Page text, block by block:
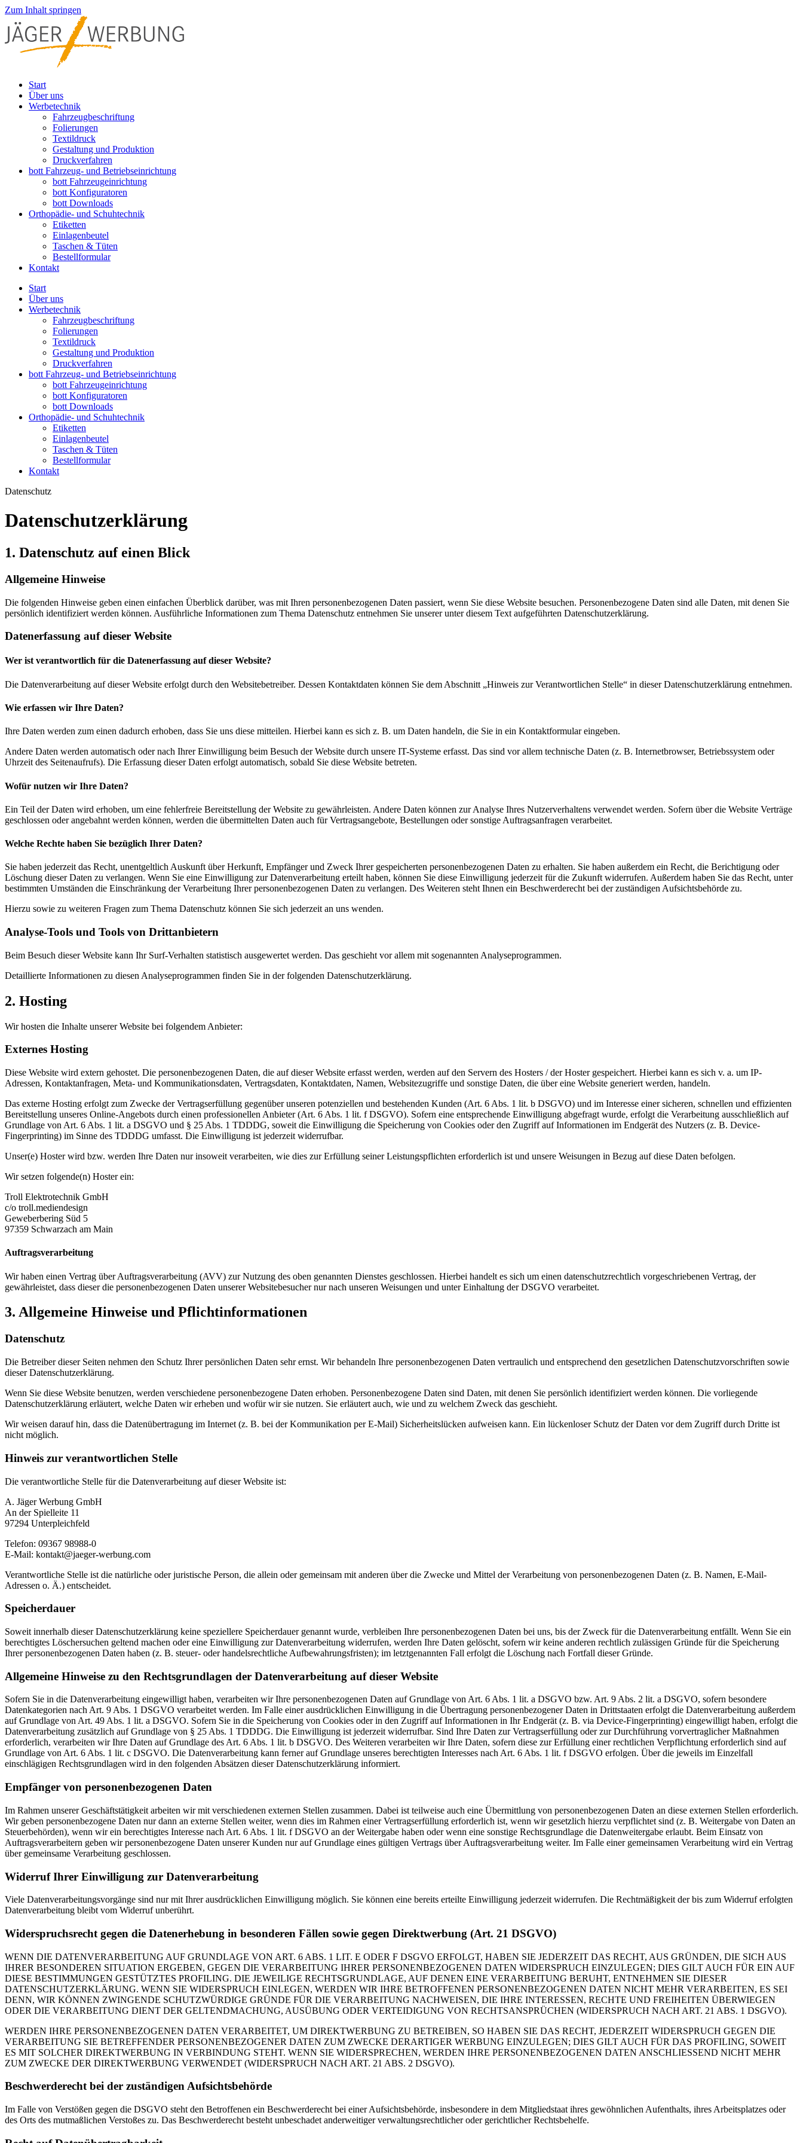
Zum Inhalt springen
Start
Über uns
Werbetechnik
Fahrzeugbeschriftung
Folierungen
Textildruck
Gestaltung und Produktion
Druckverfahren
bott Fahrzeug- und Betriebseinrichtung
bott Fahrzeugeinrichtung
bott Konfiguratoren
bott Downloads
Orthopädie- und Schuhtechnik
Etiketten
Einlagenbeutel
Taschen & Tüten
Bestellformular
Kontakt
Start
Über uns
Werbetechnik
Fahrzeugbeschriftung
Folierungen
Textildruck
Gestaltung und Produktion
Druckverfahren
bott Fahrzeug- und Betriebseinrichtung
bott Fahrzeugeinrichtung
bott Konfiguratoren
bott Downloads
Orthopädie- und Schuhtechnik
Etiketten
Einlagenbeutel
Taschen & Tüten
Bestellformular
Kontakt
Datenschutz
Datenschutzerklärung
1. Datenschutz auf einen Blick
Allgemeine Hinweise
Die folgenden Hinweise geben einen einfachen Überblick darüber, was mit Ihren personenbezogenen Daten passiert, wenn Sie diese Website besuchen. Personenbezogene Daten sind alle Daten, mit denen Sie
persönlich identifiziert werden können. Ausführliche Informationen zum Thema Datenschutz entnehmen Sie unserer unter diesem Text aufgeführten Datenschutzerklärung.
Datenerfassung auf dieser Website
Wer ist verantwortlich für die Datenerfassung auf dieser Website?
Die Datenverarbeitung auf dieser Website erfolgt durch den Websitebetreiber. Dessen Kontaktdaten können Sie dem Abschnitt „Hinweis zur Verantwortlichen Stelle“ in dieser Datenschutzerklärung entnehmen.
Wie erfassen wir Ihre Daten?
Ihre Daten werden zum einen dadurch erhoben, dass Sie uns diese mitteilen. Hierbei kann es sich z. B. um Daten handeln, die Sie in ein Kontaktformular eingeben.
Andere Daten werden automatisch oder nach Ihrer Einwilligung beim Besuch der Website durch unsere IT-Systeme erfasst. Das sind vor allem technische Daten (z. B. Internetbrowser, Betriebssystem oder
Uhrzeit des Seitenaufrufs). Die Erfassung dieser Daten erfolgt automatisch, sobald Sie diese Website betreten.
Wofür nutzen wir Ihre Daten?
Ein Teil der Daten wird erhoben, um eine fehlerfreie Bereitstellung der Website zu gewährleisten. Andere Daten können zur Analyse Ihres Nutzerverhaltens verwendet werden. Sofern über die Website Verträge
geschlossen oder angebahnt werden können, werden die übermittelten Daten auch für Vertragsangebote, Bestellungen oder sonstige Auftragsanfragen verarbeitet.
Welche Rechte haben Sie bezüglich Ihrer Daten?
Sie haben jederzeit das Recht, unentgeltlich Auskunft über Herkunft, Empfänger und Zweck Ihrer gespeicherten personenbezogenen Daten zu erhalten. Sie haben außerdem ein Recht, die Berichtigung oder
Löschung dieser Daten zu verlangen. Wenn Sie eine Einwilligung zur Datenverarbeitung erteilt haben, können Sie diese Einwilligung jederzeit für die Zukunft widerrufen. Außerdem haben Sie das Recht, unter
bestimmten Umständen die Einschränkung der Verarbeitung Ihrer personenbezogenen Daten zu verlangen. Des Weiteren steht Ihnen ein Beschwerderecht bei der zuständigen Aufsichtsbehörde zu.
Hierzu sowie zu weiteren Fragen zum Thema Datenschutz können Sie sich jederzeit an uns wenden.
Analyse-Tools und Tools von Dritt­anbietern
Beim Besuch dieser Website kann Ihr Surf-Verhalten statistisch ausgewertet werden. Das geschieht vor allem mit sogenannten Analyseprogrammen.
Detaillierte Informationen zu diesen Analyseprogrammen finden Sie in der folgenden Datenschutzerklärung.
2. Hosting
Wir hosten die Inhalte unserer Website bei folgendem Anbieter:
Externes Hosting
Diese Website wird extern gehostet. Die personenbezogenen Daten, die auf dieser Website erfasst werden, werden auf den Servern des Hosters / der Hoster gespeichert. Hierbei kann es sich v. a. um IP-
Adressen, Kontaktanfragen, Meta- und Kommunikationsdaten, Vertragsdaten, Kontaktdaten, Namen, Websitezugriffe und sonstige Daten, die über eine Website generiert werden, handeln.
Das externe Hosting erfolgt zum Zwecke der Vertragserfüllung gegenüber unseren potenziellen und bestehenden Kunden (Art. 6 Abs. 1 lit. b DSGVO) und im Interesse einer sicheren, schnellen und effizienten
Bereitstellung unseres Online-Angebots durch einen professionellen Anbieter (Art. 6 Abs. 1 lit. f DSGVO). Sofern eine entsprechende Einwilligung abgefragt wurde, erfolgt die Verarbeitung ausschließlich auf
Grundlage von Art. 6 Abs. 1 lit. a DSGVO und § 25 Abs. 1 TDDDG, soweit die Einwilligung die Speicherung von Cookies oder den Zugriff auf Informationen im Endgerät des Nutzers (z. B. Device-
Fingerprinting) im Sinne des TDDDG umfasst. Die Einwilligung ist jederzeit widerrufbar.
Unser(e) Hoster wird bzw. werden Ihre Daten nur insoweit verarbeiten, wie dies zur Erfüllung seiner Leistungspflichten erforderlich ist und unsere Weisungen in Bezug auf diese Daten befolgen.
Wir setzen folgende(n) Hoster ein:
Troll Elektrotechnik GmbH
c/o troll.mediendesign
Geweberbering Süd 5
97359 Schwarzach am Main
Auftragsverarbeitung
Wir haben einen Vertrag über Auftragsverarbeitung (AVV) zur Nutzung des oben genannten Dienstes geschlossen. Hierbei handelt es sich um einen datenschutzrechtlich vorgeschriebenen Vertrag, der
gewährleistet, dass dieser die personenbezogenen Daten unserer Websitebesucher nur nach unseren Weisungen und unter Einhaltung der DSGVO verarbeitet.
3. Allgemeine Hinweise und Pflicht­informationen
Datenschutz
Die Betreiber dieser Seiten nehmen den Schutz Ihrer persönlichen Daten sehr ernst. Wir behandeln Ihre personenbezogenen Daten vertraulich und entsprechend den gesetzlichen Datenschutzvorschriften sowie
dieser Datenschutzerklärung.
Wenn Sie diese Website benutzen, werden verschiedene personenbezogene Daten erhoben. Personenbezogene Daten sind Daten, mit denen Sie persönlich identifiziert werden können. Die vorliegende
Datenschutzerklärung erläutert, welche Daten wir erheben und wofür wir sie nutzen. Sie erläutert auch, wie und zu welchem Zweck das geschieht.
Wir weisen darauf hin, dass die Datenübertragung im Internet (z. B. bei der Kommunikation per E-Mail) Sicherheitslücken aufweisen kann. Ein lückenloser Schutz der Daten vor dem Zugriff durch Dritte ist
nicht möglich.
Hinweis zur verantwortlichen Stelle
Die verantwortliche Stelle für die Datenverarbeitung auf dieser Website ist:
A. Jäger Werbung GmbH
An der Spielleite 11
97294 Unterpleichfeld
Telefon: 09367 98988-0
E-Mail: kontakt@jaeger-werbung.com
Verantwortliche Stelle ist die natürliche oder juristische Person, die allein oder gemeinsam mit anderen über die Zwecke und Mittel der Verarbeitung von personenbezogenen Daten (z. B. Namen, E-Mail-
Adressen o. Ä.) entscheidet.
Speicherdauer
Soweit innerhalb dieser Datenschutzerklärung keine speziellere Speicherdauer genannt wurde, verbleiben Ihre personenbezogenen Daten bei uns, bis der Zweck für die Datenverarbeitung entfällt. Wenn Sie ein
berechtigtes Löschersuchen geltend machen oder eine Einwilligung zur Datenverarbeitung widerrufen, werden Ihre Daten gelöscht, sofern wir keine anderen rechtlich zulässigen Gründe für die Speicherung
Ihrer personenbezogenen Daten haben (z. B. steuer- oder handelsrechtliche Aufbewahrungsfristen); im letztgenannten Fall erfolgt die Löschung nach Fortfall dieser Gründe.
Allgemeine Hinweise zu den Rechtsgrundlagen der Datenverarbeitung auf dieser Website
Sofern Sie in die Datenverarbeitung eingewilligt haben, verarbeiten wir Ihre personenbezogenen Daten auf Grundlage von Art. 6 Abs. 1 lit. a DSGVO bzw. Art. 9 Abs. 2 lit. a DSGVO, sofern besondere
Datenkategorien nach Art. 9 Abs. 1 DSGVO verarbeitet werden. Im Falle einer ausdrücklichen Einwilligung in die Übertragung personenbezogener Daten in Drittstaaten erfolgt die Datenverarbeitung außerdem
auf Grundlage von Art. 49 Abs. 1 lit. a DSGVO. Sofern Sie in die Speicherung von Cookies oder in den Zugriff auf Informationen in Ihr Endgerät (z. B. via Device-Fingerprinting) eingewilligt haben, erfolgt die
Datenverarbeitung zusätzlich auf Grundlage von § 25 Abs. 1 TDDDG. Die Einwilligung ist jederzeit widerrufbar. Sind Ihre Daten zur Vertragserfüllung oder zur Durchführung vorvertraglicher Maßnahmen
erforderlich, verarbeiten wir Ihre Daten auf Grundlage des Art. 6 Abs. 1 lit. b DSGVO. Des Weiteren verarbeiten wir Ihre Daten, sofern diese zur Erfüllung einer rechtlichen Verpflichtung erforderlich sind auf
Grundlage von Art. 6 Abs. 1 lit. c DSGVO. Die Datenverarbeitung kann ferner auf Grundlage unseres berechtigten Interesses nach Art. 6 Abs. 1 lit. f DSGVO erfolgen. Über die jeweils im Einzelfall
einschlägigen Rechtsgrundlagen wird in den folgenden Absätzen dieser Datenschutzerklärung informiert.
Empfänger von personenbezogenen Daten
Im Rahmen unserer Geschäftstätigkeit arbeiten wir mit verschiedenen externen Stellen zusammen. Dabei ist teilweise auch eine Übermittlung von personenbezogenen Daten an diese externen Stellen erforderlich.
Wir geben personenbezogene Daten nur dann an externe Stellen weiter, wenn dies im Rahmen einer Vertragserfüllung erforderlich ist, wenn wir gesetzlich hierzu verpflichtet sind (z. B. Weitergabe von Daten an
Steuerbehörden), wenn wir ein berechtigtes Interesse nach Art. 6 Abs. 1 lit. f DSGVO an der Weitergabe haben oder wenn eine sonstige Rechtsgrundlage die Datenweitergabe erlaubt. Beim Einsatz von
Auftragsverarbeitern geben wir personenbezogene Daten unserer Kunden nur auf Grundlage eines gültigen Vertrags über Auftragsverarbeitung weiter. Im Falle einer gemeinsamen Verarbeitung wird ein Vertrag
über gemeinsame Verarbeitung geschlossen.
Widerruf Ihrer Einwilligung zur Datenverarbeitung
Viele Datenverarbeitungsvorgänge sind nur mit Ihrer ausdrücklichen Einwilligung möglich. Sie können eine bereits erteilte Einwilligung jederzeit widerrufen. Die Rechtmäßigkeit der bis zum Widerruf erfolgten
Datenverarbeitung bleibt vom Widerruf unberührt.
Widerspruchsrecht gegen die Datenerhebung in besonderen Fällen sowie gegen Direktwerbung (Art. 21 DSGVO)
WENN DIE DATENVERARBEITUNG AUF GRUNDLAGE VON ART. 6 ABS. 1 LIT. E ODER F DSGVO ERFOLGT, HABEN SIE JEDERZEIT DAS RECHT, AUS GRÜNDEN, DIE SICH AUS
IHRER BESONDEREN SITUATION ERGEBEN, GEGEN DIE VERARBEITUNG IHRER PERSONENBEZOGENEN DATEN WIDERSPRUCH EINZULEGEN; DIES GILT AUCH FÜR EIN AUF
DIESE BESTIMMUNGEN GESTÜTZTES PROFILING. DIE JEWEILIGE RECHTSGRUNDLAGE, AUF DENEN EINE VERARBEITUNG BERUHT, ENTNEHMEN SIE DIESER
DATENSCHUTZERKLÄRUNG. WENN SIE WIDERSPRUCH EINLEGEN, WERDEN WIR IHRE BETROFFENEN PERSONENBEZOGENEN DATEN NICHT MEHR VERARBEITEN, ES SEI
DENN, WIR KÖNNEN ZWINGENDE SCHUTZWÜRDIGE GRÜNDE FÜR DIE VERARBEITUNG NACHWEISEN, DIE IHRE INTERESSEN, RECHTE UND FREIHEITEN ÜBERWIEGEN
ODER DIE VERARBEITUNG DIENT DER GELTENDMACHUNG, AUSÜBUNG ODER VERTEIDIGUNG VON RECHTSANSPRÜCHEN (WIDERSPRUCH NACH ART. 21 ABS. 1 DSGVO).
WERDEN IHRE PERSONENBEZOGENEN DATEN VERARBEITET, UM DIREKTWERBUNG ZU BETREIBEN, SO HABEN SIE DAS RECHT, JEDERZEIT WIDERSPRUCH GEGEN DIE
VERARBEITUNG SIE BETREFFENDER PERSONENBEZOGENER DATEN ZUM ZWECKE DERARTIGER WERBUNG EINZULEGEN; DIES GILT AUCH FÜR DAS PROFILING, SOWEIT
ES MIT SOLCHER DIREKTWERBUNG IN VERBINDUNG STEHT. WENN SIE WIDERSPRECHEN, WERDEN IHRE PERSONENBEZOGENEN DATEN ANSCHLIESSEND NICHT MEHR
ZUM ZWECKE DER DIREKTWERBUNG VERWENDET (WIDERSPRUCH NACH ART. 21 ABS. 2 DSGVO).
Beschwerde­recht bei der zuständigen Aufsichts­behörde
Im Falle von Verstößen gegen die DSGVO steht den Betroffenen ein Beschwerderecht bei einer Aufsichtsbehörde, insbesondere in dem Mitgliedstaat ihres gewöhnlichen Aufenthalts, ihres Arbeitsplatzes oder
des Orts des mutmaßlichen Verstoßes zu. Das Beschwerderecht besteht unbeschadet anderweitiger verwaltungsrechtlicher oder gerichtlicher Rechtsbehelfe.